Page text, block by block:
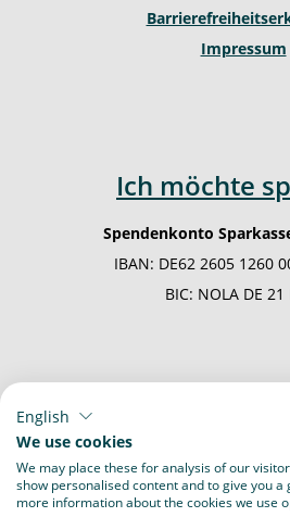
Impressum
Ich möchte
Spendenkonto
IBAN: DE62 2605 1260
BIC: NOLA DE 21
English
We use cookies
We may place these for analysis of our
show personalised content and to give you
more information about the cookies we use